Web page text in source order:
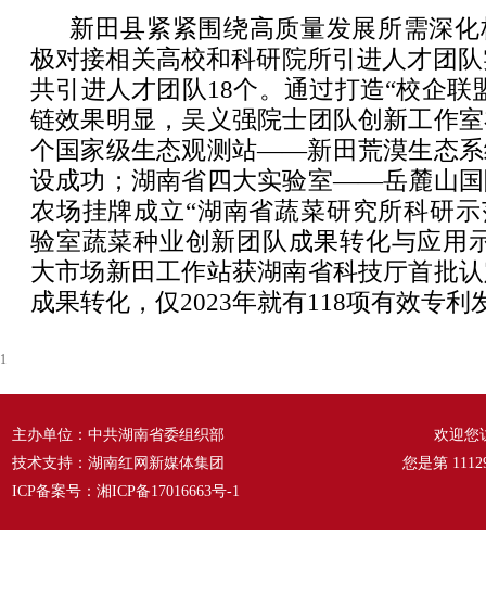
新田县紧紧围绕高质量发展所需深
极对接相关高校和科研院所引进人才团
共引进人才团队18个。通过打造“校企联
链效果明显，吴义强院士团队创新工作
个国家级生态观测站——新田荒漠生态
设成功；湖南省四大实验室——岳麓山
农场挂牌成立“湖南省蔬菜研究所科研
验室蔬菜种业创新团队成果转化与应用
大市场新田工作站获湖南省科技厅首批
成果转化，仅2023年就有118项有效专利
1
主办单位：中共湖南省委组织部
技术支持：湖南红网新媒体集团
ICP备案号： 湘ICP备17016663号-1
欢迎您
您是第